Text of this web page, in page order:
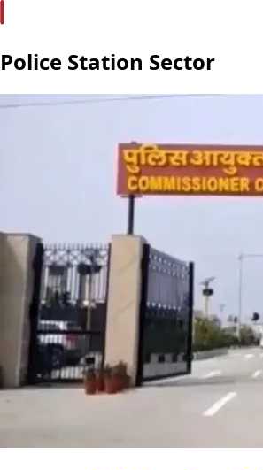
Police Station Sector